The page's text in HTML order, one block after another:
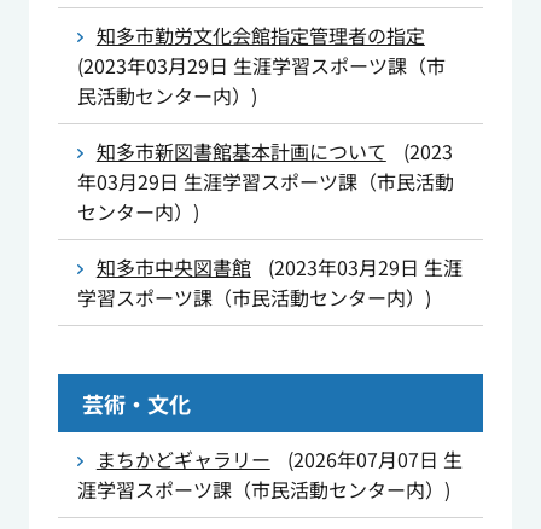
知多市勤労文化会館指定管理者の指定
(2023年03月29日 生涯学習スポーツ課（市
民活動センター内） )
知多市新図書館基本計画について
(2023
年03月29日 生涯学習スポーツ課（市民活動
センター内） )
知多市中央図書館
(2023年03月29日 生涯
学習スポーツ課（市民活動センター内） )
芸術・文化
まちかどギャラリー (2026年07月07日 生
涯学習スポーツ課（市民活動センター内） )